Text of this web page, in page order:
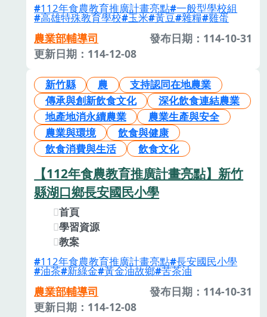
112年食農教育推廣計畫亮點 一般型學校組
高雄特殊教育學校 玉米 黃豆 雜糧 雞蛋
農業部輔導司
發布日期：114-10-31
更新日期：114-12-08
新竹縣 農
支持認同在地農業
傳承與創新飲食文化
深化飲食連結農業
地產地消永續農業
農業生產與安全
農業與環境
飲食與健康
飲食消費與生活
飲食文化
【112年食農教育推廣計畫亮點】新竹
縣湖口鄉長安國民小學
首頁
學習資源
教案
112年食農教育推廣計畫亮點 長安國民小學
油茶 新綠金 黃金油故鄉 苦茶油
農業部輔導司
發布日期：114-10-31
更新日期：114-12-08